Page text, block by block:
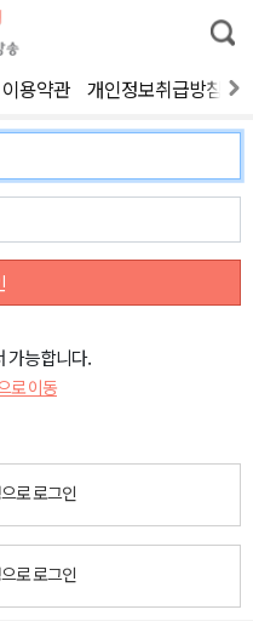
통
합
색
이용약관 개인정보취급방침
가능합니다.
로 이동
로 로그인
로 로그인